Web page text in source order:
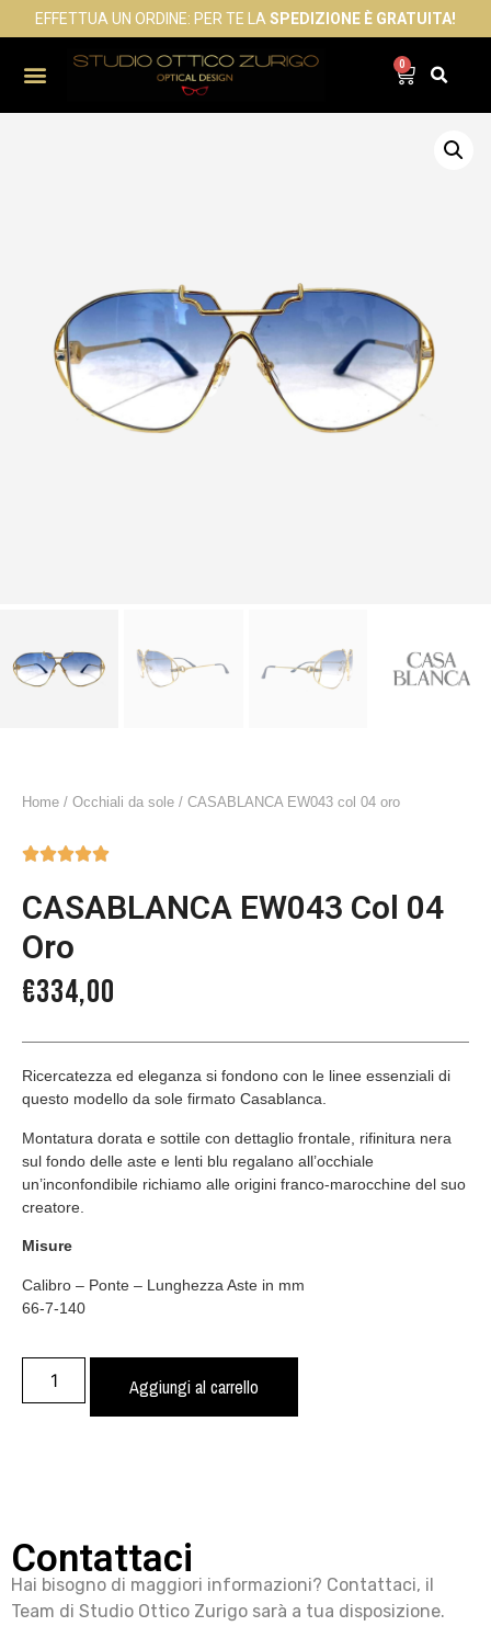
EFFETTUA UN ORDINE: PER TE LA SPEDIZIONE È GRATUITA!
0
Home / Occhiali da sole / CASABLANCA EW043 col 04 oro

CASABLANCA EW043 Col 04
Oro
€334,00
Ricercatezza ed eleganza si fondono con le linee essenziali di
questo modello da sole firmato Casablanca.
Montatura dorata e sottile con dettaglio frontale, rifinitura nera
sul fondo delle aste e lenti blu regalano all’occhiale
un’inconfondibile richiamo alle origini franco-marocchine del suo
creatore.
Misure
Calibro – Ponte – Lunghezza Aste in mm
66-7-140
Aggiungi al carrello
Contattaci
Hai bisogno di maggiori informazioni? Contattaci, il
Team di Studio Ottico Zurigo sarà a tua disposizione.